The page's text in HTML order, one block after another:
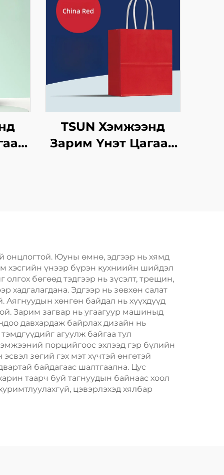
TSUN Хэмжээнд
Зарим Үнэт Цагаан
Пластик Пакинг
онцлогтой. Юуны өмнө, эдгээр нь хямд
хэсгийн үнээр бүрэн кухниийн шийдэл
бөгөөд тэдгээр нь зүсэлт, трещин,
хадгалагдана. Эдгээр нь зөвхөн салат
Аягнуудын хөнгөн байдал нь хүүхдүүд
Зарим загвар нь угаагуур машиныд
давхардаж байрлах дизайн нь
агуулж байгаа тул
порцийгоос эхлээд гэр бүлийн
зөгий гэх мэт хүчтэй өнгөтэй
байдагаас шалтгаална. Цус
таарч буй тагнуудын байнаас хоол
цэвэрлэхэд хялбар